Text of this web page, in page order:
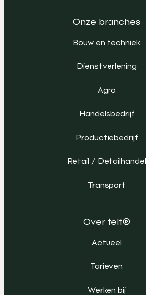
Onze branches
Bouw en techniek
Dienstverlening
Agro
Handelsbedrijf
Productiebedrijf
Retail / Detailhandel
Transport
Over telt®
Actueel
Tarieven
Werken bij